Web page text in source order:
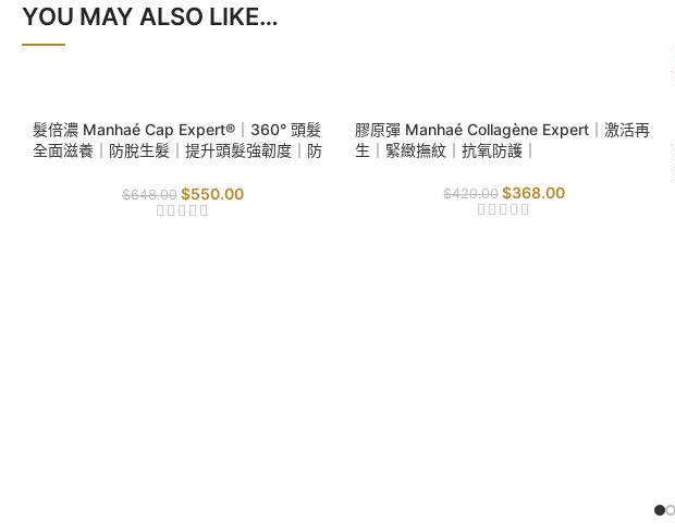
YOU MAY ALSO LIKE…
髮倍濃 Manhaé Cap Expert®｜360° 頭髮
全面滋養｜防脫生髮｜提升頭髮強韌度｜防
$648.00 $550.00
膠原彈 Manhaé Collagène Expert｜激活再
生｜緊緻撫紋｜抗氧防護｜
$420.00 $368.00